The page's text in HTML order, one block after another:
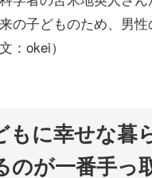
の子どものため、男
：okei）
もに幸せな
のが一番手っ